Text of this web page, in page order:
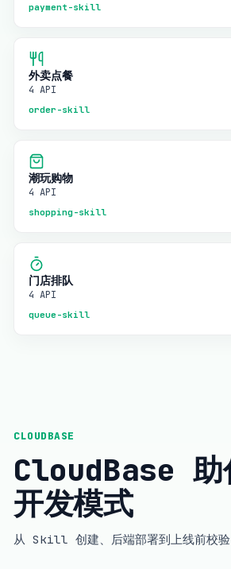
payment-skill
外卖点餐
4 API
order-skill
潮玩购物
4 API
shopping-skill
门店排队
4 API
queue-skill
CLOUDBASE
CloudBase
开发模式
从 Skill 创建、后端部署到上线前校验